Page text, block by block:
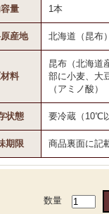
量 1本
産地 北海道（昆布
料
昆布（北海道
部に小麦、大
（アミノ酸）
状態 要冷蔵（10℃
期限 商品裏面に記
数量